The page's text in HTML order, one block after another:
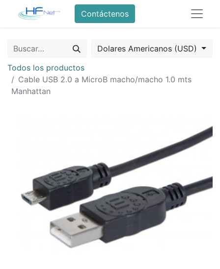
Contáctenos
Dolares Americanos (USD)
Todos los productos
Cable USB 2.0 a MicroB macho/macho 1.0 mts
Manhattan